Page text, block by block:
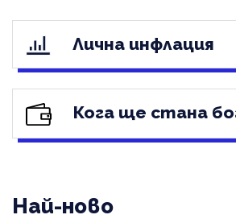
Лична инфлация
Кога ще стана
Най-ново